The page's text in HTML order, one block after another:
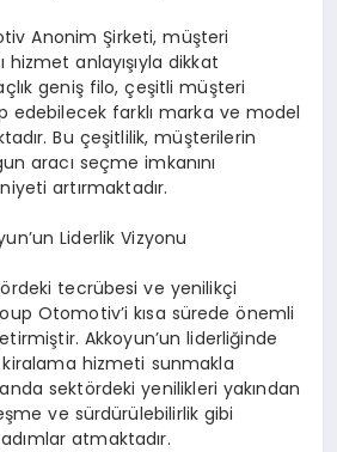
Anonim Şirketi, müşteri
anlayışıyla dikkat
geniş filo, çeşitli müşteri
edebilecek farklı marka ve model
Bu çeşitlilik, müşterilerin
aracı seçme imkanını
artırmaktadır.
Liderlik Vizyonu
tecrübesi ve yenilikçi
Otomotiv’i kısa sürede önemli
Akkoyun’un liderliğinde
hizmeti sunmakla
sektördeki yenilikleri yakından
ve sürdürülebilirlik gibi
atmaktadır.